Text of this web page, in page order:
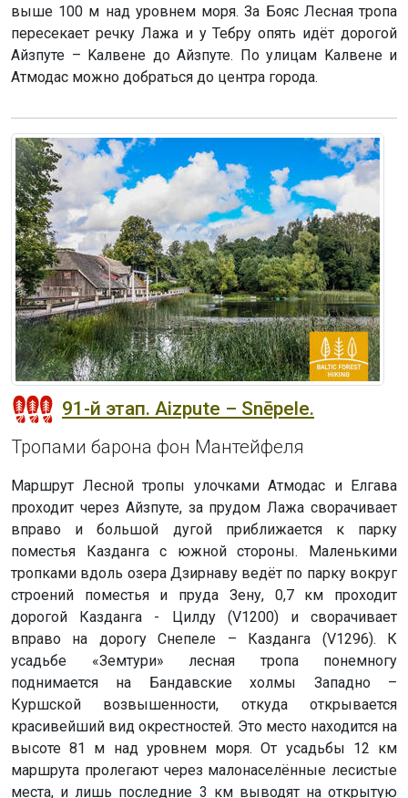
выше 100 м над уровнем моря. За Бояс Лесная тропа
пересекает речку Лажа и у Тебру опять идёт дорогой
Айзпуте – Kaлвене до Айзпуте. По улицам Kaлвене и
Атмодас можно добраться до центра города.
91-й этап. Aizpute – Snēpele.
Тропами барона фон Мантейфеля
Маршрут Лесной тропы улочками Атмодас и Елгава
проходит через Айзпуте, за прудом Лажа сворачивает
вправо и большой дугой приближается к парку
поместья Казданга с южной стороны. Маленькими
тропками вдоль озера Дзирнаву ведёт по парку вокруг
строений поместья и пруда Зену, 0,7 км проходит
дорогой Казданга - Цилду (V1200) и сворачивает
вправо на дорогу Снепеле – Казданга (V1296). К
усадьбе «Земтури» лесная тропа понемногу
поднимается на Бандавские холмы Западно –
Куршской возвышенности, откуда открывается
красивейший вид окрестностей. Это место находится на
высоте 81 м над уровнем моря. От усадьбы 12 км
маршрута пролегают через малонаселённые лесистые
места, и лишь последние 3 км выводят на открытую